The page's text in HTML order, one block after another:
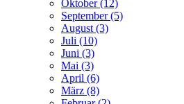
Oktober (12)
September (5)
August (3)
Juli (10)
Juni (3)
Mai (3)
April (6)
März (8)